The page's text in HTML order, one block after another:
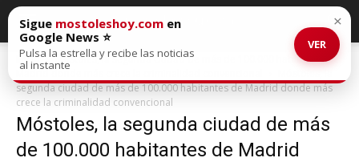
Inicio
Móstoles, la segunda ciudad de más de 100.000 habitantes de
Madrid donde más crece la criminalidad convencional
segunda ciudad de más de 100.000 habitantes de Madrid donde más
crece la criminalidad convencional
Móstoles, la segunda ciudad de más
de 100.000 habitantes de Madrid
Sigue mostoleshoy.com en
Google News ⭐
Pulsa la estrella y recibe las noticias
al instante
VER
×